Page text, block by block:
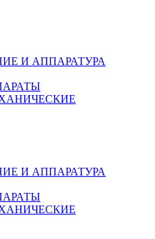
И АППАРАТУРА
И АППАРАТУРА